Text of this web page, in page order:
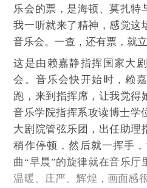
乐会的票，是海顿、莫扎特
我一听就来了精神，感觉这
音乐会。一查，还有票，就
这是由赖嘉静指挥国家大
会。音乐会快开始时，赖
跑，来到指挥席，让我觉得
音乐学院指挥系攻读博士学
大剧院管弦乐团，出任助理
稍作停顿，然后就一挥手
曲“早晨”的旋律就在音乐厅
温暖、庄严、辉煌，画面感